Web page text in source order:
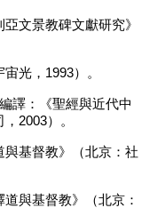
文景教碑文獻研究》
光， 1993）。
譯：《聖經與近代中
2003）。
基督教》（北京：社
與基督教》（北京：